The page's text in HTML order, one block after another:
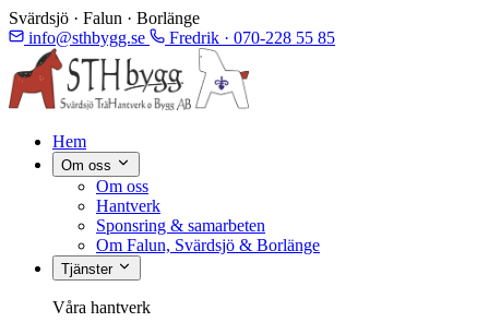
Svärdsjö · Falun · Borlänge
info@sthbygg.se
Fredrik · 070-228 55 85
Hem
Om oss
Om oss
Hantverk
Sponsring & samarbeten
Om Falun, Svärdsjö & Borlänge
Tjänster
Våra hantverk